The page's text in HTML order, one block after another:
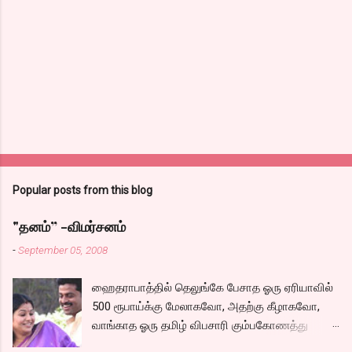
Popular posts from this blog
"தனம்” -விமர்சனம்
-September 05, 2008
ஹைதராபாத்தில் தெலுங்கே பேசாத ஓரு ஏரியாவில்
500 ரூபாய்க்கு மேலாகவோ, அதற்கு கீழாகவோ,
வாங்காத ஓரு தமிழ் விபசாரி கும்பகோணத்து